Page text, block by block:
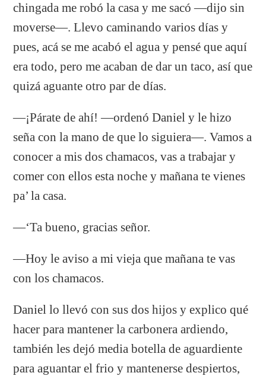
chingada me robó la casa y me sacó —dijo sin
moverse—. Llevo caminando varios días y
pues, acá se me acabó el agua y pensé que aquí
era todo, pero me acaban de dar un taco, así que
quizá aguante otro par de días.
—¡Párate de ahí! —ordenó Daniel y le hizo
seña con la mano de que lo siguiera—. Vamos a
conocer a mis dos chamacos, vas a trabajar y
comer con ellos esta noche y mañana te vienes
pa’ la casa.
—‘Ta bueno, gracias señor.
—Hoy le aviso a mi vieja que mañana te vas
con los chamacos.
Daniel lo llevó con sus dos hijos y explico qué
hacer para mantener la carbonera ardiendo,
también les dejó media botella de aguardiente
para aguantar el frio y mantenerse despiertos,